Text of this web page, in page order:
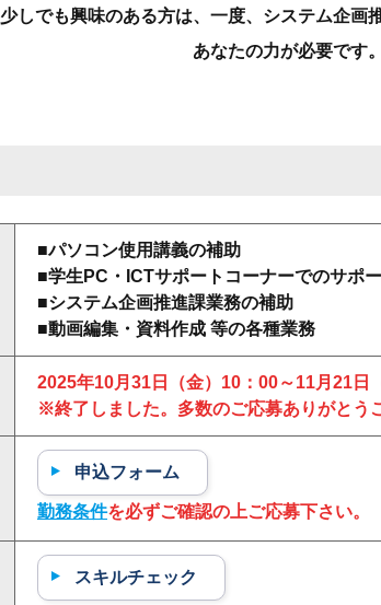
少しでも興味のある方は、一度、システム企画
あなたの力が必要です。
■パソコン使用講義の補助
■学生PC・ICTサポートコーナーでのサポ
■システム企画推進課業務の補助
■動画編集・資料作成 等の各種業務
2025年10月31日（金）10：00～11月21
※終了しました。多数のご応募ありがとう
申込フォーム
勤務条件を必ずご確認の上ご応募下さい。
スキルチェック